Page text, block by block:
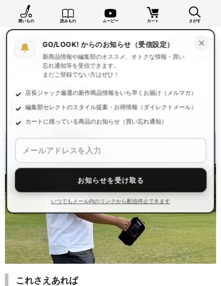
買いもの 読みもの ムービー カート さがす
読みもの一覧 読みもの
【月末連載】野村タケオの「今月はコレ、ポチ
りました！」
これさえあれば
×
GO/LOOK! からのお知らせ（受信設定）
新商品情報や編集部のオススメ、オトクな情報・買い
忘れ通知等を受信できます。
まだご登録でない方はぜひ！
店長ジャック厳選の新作商品情報をいち早くお届け（メルマガ）
編集部セレクトのスタイル提案・お得情報（ダイレクトメール）
カートに残っている商品のお知らせ（買い忘れ通知）
お知らせを受け取る
いつでもメール内のリンクから配信停止できます